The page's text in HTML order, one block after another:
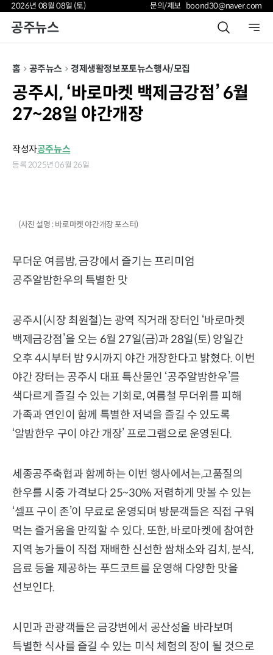
2026년 08월 08일 (토) 문의/제보 boond30@naver.com
공주뉴스
홈 공주뉴스 경제생활정보포토뉴스행사/모집
공주시, ‘바로마켓 백제금강점’ 6월
27~28일 야간개장
작성자공주뉴스
등록 2025년 06월 26일
(사진 설명 : 바로마켓 야간개장 포스터)
무더운 여름밤, 금강에서 즐기는 프리미엄
공주알밤한우의 특별한 맛
공주시(시장 최원철)는 광역 직거래 장터인 ‘바로마켓
백제금강점’을 오는 6월 27일(금)과 28일(토) 양일간
오후 4시부터 밤 9시까지 야간 개장한다고 밝혔다. 이번
야간 장터는 공주시 대표 특산물인 ‘공주알밤한우’를
색다르게 즐길 수 있는 기회로, 여름철 무더위를 피해
가족과 연인이 함께 특별한 저녁을 즐길 수 있도록
‘알밤한우 구이 야간 개장’ 프로그램으로 운영된다.
세종공주축협과 함께하는 이번 행사에서는,고품질의
한우를 시중 가격보다 25~30% 저렴하게 맛볼 수 있는
‘셀프 구이 존’이 무료로 운영되며 방문객들은 직접 구워
먹는 즐거움을 만끽할 수 있다. 또한, 바로마켓에 참여한
지역 농가들이 직접 재배한 신선한 쌈채소와 김치, 분식,
음료 등을 제공하는 푸드코트를 운영해 다양한 맛을
선보인다.
시민과 관광객들은 금강변에서 공산성을 바라보며
특별한 식사를 즐길 수 있는 미식 체험의 장이 될 것으로